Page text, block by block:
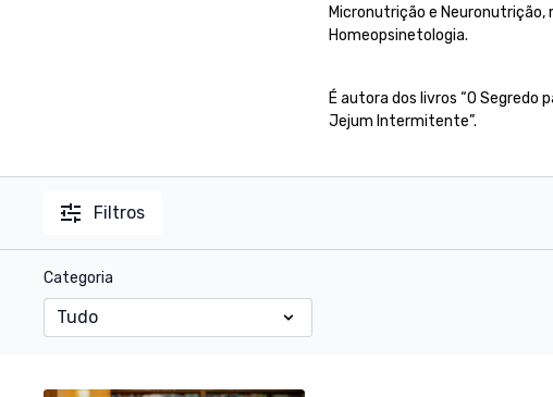
Micronutrição e
Homeopsinetologia.
É autora dos livros “O Segredo
Jejum Intermitente”.
Filtros
Categoria